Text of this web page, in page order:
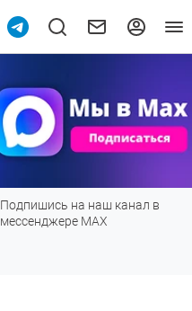
Подпишись на наш канал в
мессенджере МАХ